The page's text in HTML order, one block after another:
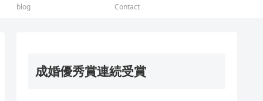
blog
Contact
成婚優秀賞連続受賞